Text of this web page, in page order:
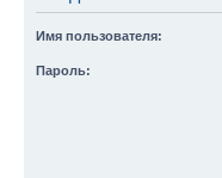
Имя пользователя:
Пароль: